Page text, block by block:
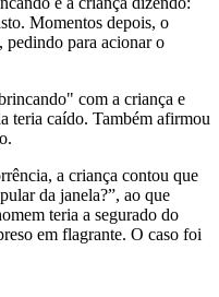
Momentos depois, o
pedindo para acionar o
com a criança e
teria caído. Também afirmou
a criança contou que
da janela?”, ao que
teria a segurado do
em flagrante. O caso foi